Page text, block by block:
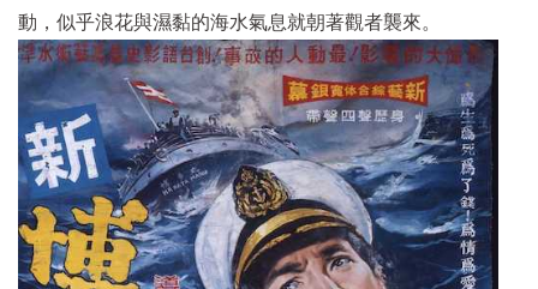
動，似乎浪花與濕黏的海水氣息就朝著觀者襲來。